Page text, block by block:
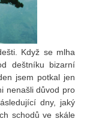
Když se mlha
deštníku bizarní
jsem potkal jen
nenašli důvod pro
dny, jaký
schodů ve skále